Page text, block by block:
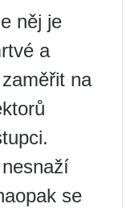
něj je
a
na
se